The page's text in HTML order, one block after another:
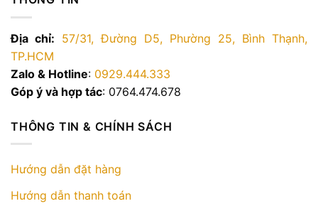
Địa chỉ: 57/31, Đường D5, Phường 25, Bình Thạnh,
TP.HCM
Zalo & Hotline: 0929.444.333
Góp ý và hợp tác: 0764.474.678
THÔNG TIN & CHÍNH SÁCH
Hướng dẫn đặt hàng
Hướng dẫn thanh toán